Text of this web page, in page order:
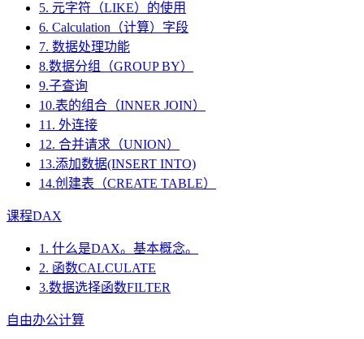
5. 元字符（LIKE）的使用
6. Calculation（计算）字段
7. 数据处理功能
8.数据分组（GROUP BY）
9.子查询
10.表的组合（INNER JOIN）
11. 外连接
12. 合并请求（UNION）
13.添加数据(INSERT INTO)
14.创建表（CREATE TABLE）
课程DAX
1. 什么是DAX。基本概念。
2. 函数CALCULATE
3.数据选择函数FILTER
自由办公计算